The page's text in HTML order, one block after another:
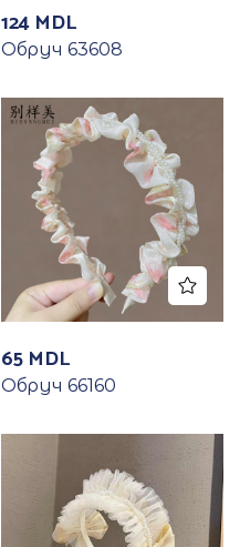
124 MDL
Обруч 63608
65 MDL
Обруч 66160